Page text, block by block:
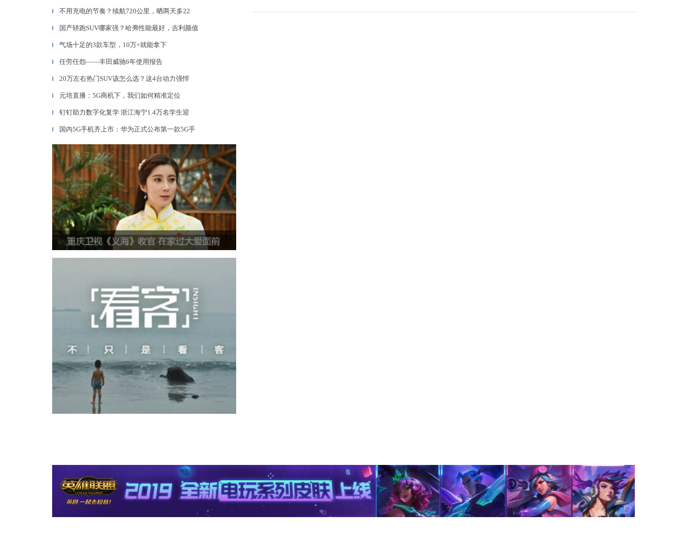
▎ 不用充电的节奏？续航720公里，晒两天多22
▎ 国产轿跑SUV哪家强？哈弗性能最好，吉利颜值
▎ 气场十足的3款车型，10万+就能拿下
▎ 任劳任怨——丰田威驰6年使用报告
▎ 20万左右热门SUV该怎么选？这4台动力强悍
▎ 元培直播：5G商机下，我们如何精准定位
▎ 钉钉助力数字化复学 浙江海宁1.4万名学生迎
▎ 国内5G手机齐上市：华为正式公布第一款5G手